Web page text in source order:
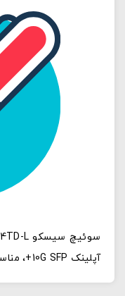
آپلینک 10G SFP+، مناسب شبکه‌های متوسط و سازمانی.